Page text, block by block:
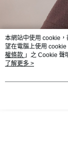
本網站中使用 cookie
望在電腦上使用
權條款 」之 Cookie 聲
用條款之 Cookie 聲明
了解更多 >